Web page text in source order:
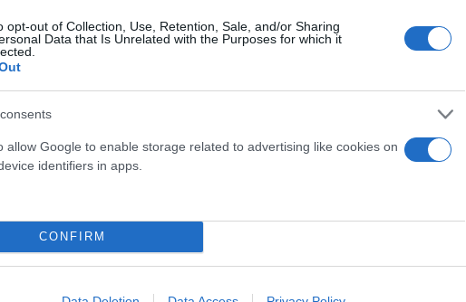
opt-out of Collection, Use, Retention, Sale, and/or Sharing
Data that Is Unrelated with the Purposes for which it
allow Google to enable storage related to advertising like cookies on
identifiers in apps.
CONFIRM
για Κωνσταντέλια